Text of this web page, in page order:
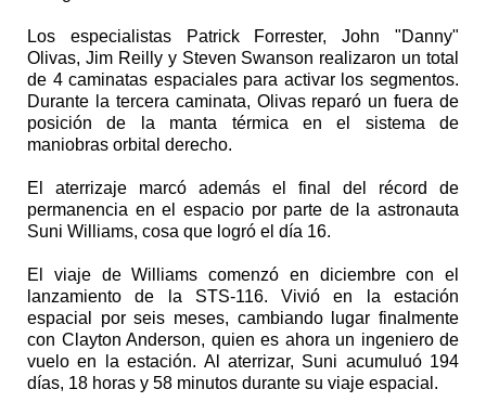
Los especialistas Patrick Forrester, John "Danny"
Olivas, Jim Reilly y Steven Swanson realizaron un total
de 4 caminatas espaciales para activar los segmentos.
Durante la tercera caminata, Olivas reparó un fuera de
posición de la manta térmica en el sistema de
maniobras orbital derecho.
El aterrizaje marcó además el final del récord de
permanencia en el espacio por parte de la astronauta
Suni Williams, cosa que logró el día 16.
El viaje de Williams comenzó en diciembre con el
lanzamiento de la STS-116. Vivió en la estación
espacial por seis meses, cambiando lugar finalmente
con Clayton Anderson, quien es ahora un ingeniero de
vuelo en la estación. Al aterrizar, Suni acumuluó 194
días, 18 horas y 58 minutos durante su viaje espacial.